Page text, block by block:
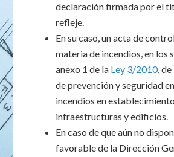
declaración firmada por el
refleje.
En su caso, un acta de
materia de incendios, en los
anexo 1 de la Ley 3/2010,
de prevención y seguridad
incendios en
infraestructuras y edificios.
En caso de que aún no
favorable de la Dirección